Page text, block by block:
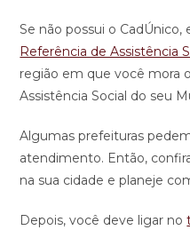
Se não possui o
Referência de Assistência
região em que você mora
Assistência Social do seu
Algumas prefeituras
atendimento. Então,
na sua cidade e planeje
Depois, você deve ligar no